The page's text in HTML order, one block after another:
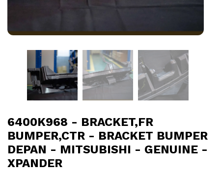
6400K968 - BRACKET,FR
BUMPER,CTR - BRACKET BUMPER
DEPAN - MITSUBISHI - GENUINE -
XPANDER